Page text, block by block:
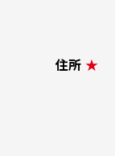
住所 ★